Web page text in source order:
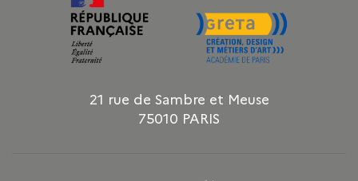
21 rue de Sambre et Meuse
75010 PARIS